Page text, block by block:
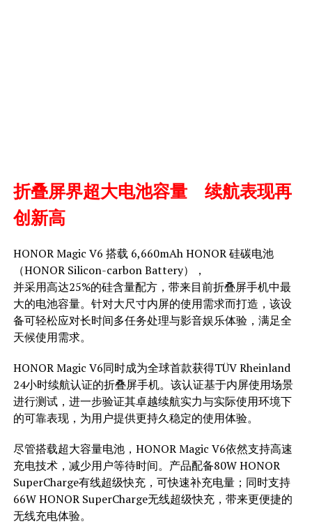
折叠屏界超大电池容量 续航表现再
创新高
HONOR Magic V6 搭载 6,660mAh HONOR 硅碳电池
（HONOR Silicon-carbon Battery），
并采用高达25%的硅含量配方，带来目前折叠屏手机中最
大的电池容量。针对大尺寸内屏的使用需求而打造，该设
备可轻松应对长时间多任务处理与影音娱乐体验，满足全
天候使用需求。
HONOR Magic V6同时成为全球首款获得TÜV Rheinland
24小时续航认证的折叠屏手机。该认证基于内屏使用场景
进行测试，进一步验证其卓越续航实力与实际使用环境下
的可靠表现，为用户提供更持久稳定的使用体验。
尽管搭载超大容量电池，HONOR Magic V6依然支持高速
充电技术，减少用户等待时间。产品配备80W HONOR
SuperCharge有线超级快充，可快速补充电量；同时支持
66W HONOR SuperCharge无线超级快充，带来更便捷的
无线充电体验。